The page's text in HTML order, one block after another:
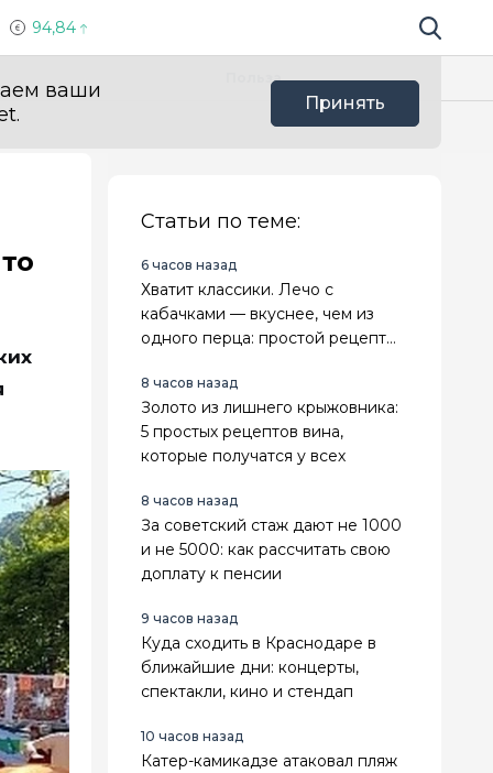
94,84 Поиск по
ваши
Принять
Польза
Статьи по теме:
6 часов назад
Хватит классики. Лечо с
кабачками — вкуснее, чем из
одного перца: простой рецепт
8 часов назад
Золото из лишнего крыжовника:
5 простых рецептов вина,
которые получатся у всех
8 часов назад
За советский стаж дают не 1000
и не 5000: как рассчитать свою
доплату к пенсии
9 часов назад
Куда сходить в Краснодаре в
ближайшие дни: концерты,
спектакли, кино и стендап
10 часов назад
Катер-камикадзе атаковал пляж